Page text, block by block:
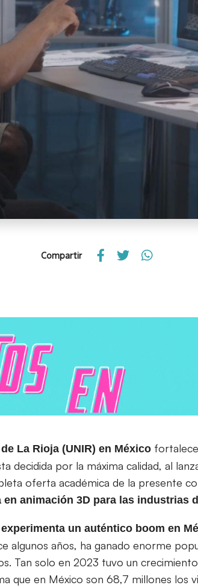
Compartir
La Rioja (UNIR) en México
decidida por la máxima calidad, al
oferta académica de la presente
en animación 3D para las industrias
un auténtico boom en
algunos años, ha ganado enorme
Tan solo en 2023 tuvo un
que en México son 68,7 millones los